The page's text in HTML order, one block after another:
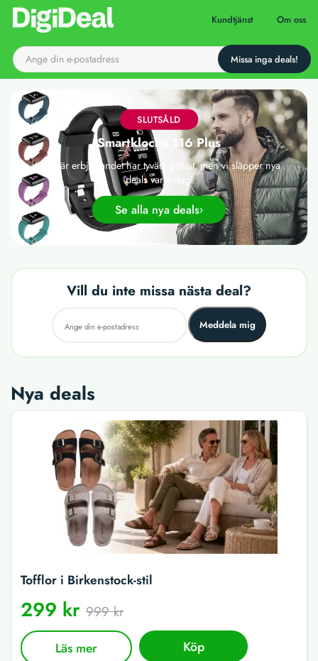
Till startsidan Kundtjänst Om oss
SLUTSÅLD
Smartklocka 116 Plus
Det här erbjudandet har tyvärr gått ut, men vi släpper nya
deals varje dag!
Se alla nya deals
Vill du inte missa nästa deal?
Meddela mig
Nya deals
Tofflor i Birkenstock-stil
299 kr 999 kr
Läs mer Köp